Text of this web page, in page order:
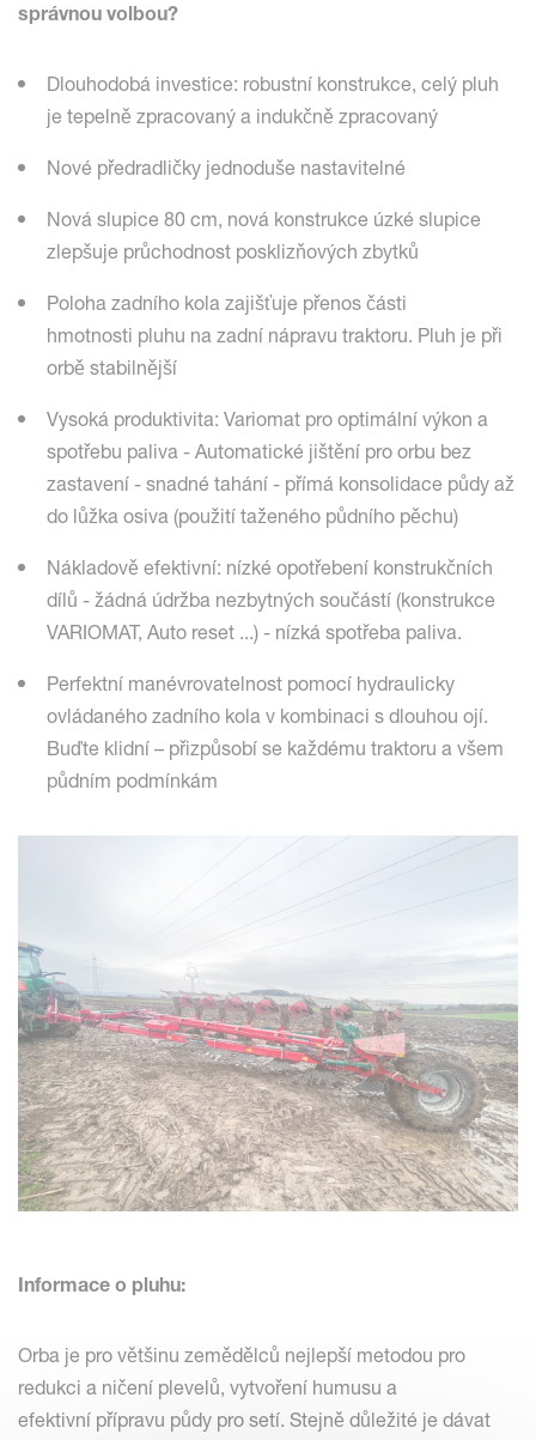
správnou volbou?
Dlouhodobá investice: robustní konstrukce, celý pluh
je tepelně zpracovaný a indukčně zpracovaný
Nové předradličky jednoduše nastavitelné
Nová slupice 80 cm, nová konstrukce úzké slupice
zlepšuje průchodnost posklizňových zbytků
Poloha zadního kola zajišťuje přenos části
hmotnosti pluhu na zadní nápravu traktoru. Pluh je při
orbě stabilnější
Vysoká produktivita: Variomat pro optimální výkon a
spotřebu paliva - Automatické jištění pro orbu bez
zastavení - snadné tahání - přímá konsolidace půdy až
do lůžka osiva (použití taženého půdního pěchu)
Nákladově efektivní: nízké opotřebení konstrukčních
dílů - žádná údržba nezbytných součástí (konstrukce
VARIOMAT, Auto reset ...) - nízká spotřeba paliva.
Perfektní manévrovatelnost pomocí hydraulicky
ovládaného zadního kola v kombinaci s dlouhou ojí.
Buďte klidní – přizpůsobí se každému traktoru a všem
půdním podmínkám
Informace o pluhu:
Orba je pro většinu zemědělců nejlepší metodou pro
redukci a ničení plevelů, vytvoření humusu a
efektivní přípravu půdy pro setí. Stejně důležité je dávat